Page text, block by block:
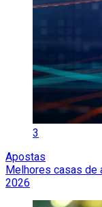
3
Apostas
Melhores casas de
2026